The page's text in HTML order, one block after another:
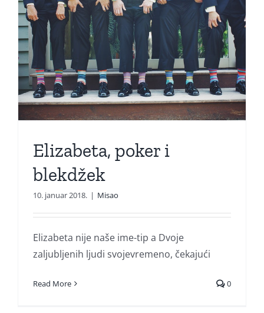
Elizabeta, poker i
blekdžek
10. januar 2018. | Misao
Elizabeta nije naše ime-tip a Dvoje
zaljubljenih ljudi svojevremeno, čekajući
Read More 0